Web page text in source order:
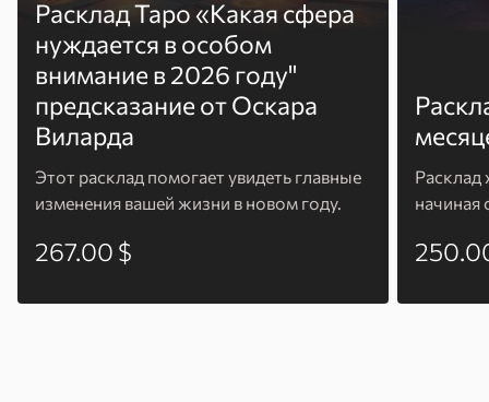
Расклад Таро «Какая сфера
нуждается в особом
внимание в 2026 году"
предсказание от Оскара
Виларда
Этот расклад помогает увидеть главные
изменения вашей жизни в новом году.
267.00 $
Расклад
начиная